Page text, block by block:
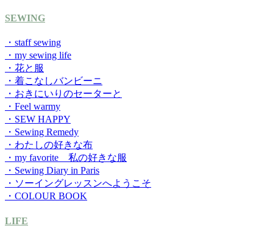
SEWING
・staff sewing
・my sewing life
・花と服
・着こなしバンビーニ
・おきにいりのセーターと
・Feel warmy
・SEW HAPPY
・Sewing Remedy
・わたしの好きな布
・my favorite 私の好きな服
・Sewing Diary in Paris
・ソーイングレッスンへようこそ
・COLOUR BOOK
LIFE